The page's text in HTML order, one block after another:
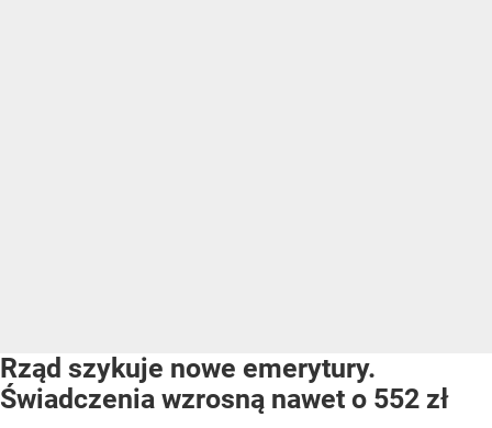
Rząd szykuje nowe emerytury.
Świadczenia wzrosną nawet o 552 zł